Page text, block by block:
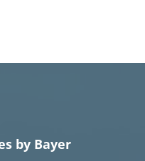
by Bayer